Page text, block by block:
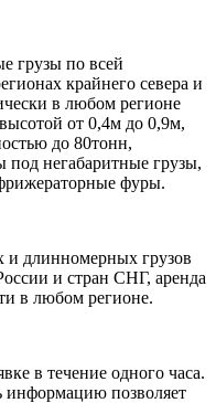
грузы по всей
крайнего севера и
в любом регионе
от 0,4м до 0,9м,
до 80тонн,
негабаритные грузы,
фуры.
и длинномерных грузов
и стран СНГ, аренда
в любом регионе.
в течение одного часа.
информацию позволяет